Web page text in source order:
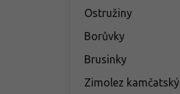
Ostružiny
Borůvky
Brusinky
Zimolez kamčatský